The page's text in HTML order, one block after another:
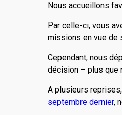
Nous accueillons
Par celle-ci, vous
missions en vue de
Cependant, nous
décision – plus que
A plusieurs
septembre dernier,